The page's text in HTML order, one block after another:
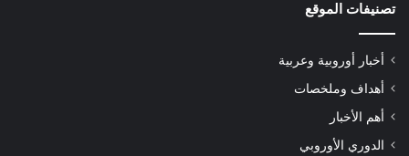
تصنيفات الموقع
أخبار أوروبية وعربية
أهداف وملخصات
أهم الأخبار
الدوري الأوروبي